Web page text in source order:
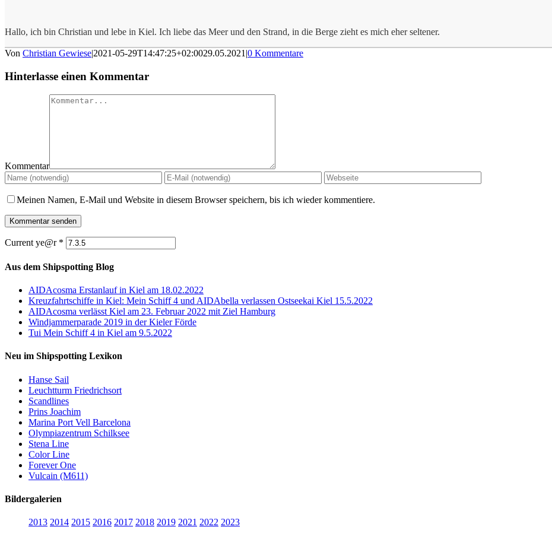
Hallo, ich bin Christian und lebe in Kiel. Ich liebe das Meer und den Strand, in die Berge zieht es mich eher seltener.
Von Christian Gewiese|2021-05-29T14:47:25+02:0029.05.2021 |0 Kommentare
Hinterlasse einen Kommentar
Kommentar
Meinen Namen, E-Mail und Website in diesem Browser speichern, bis ich wieder kommentiere.
Current ye@r *
Aus dem Shipspotting Blog
AIDAcosma Erstanlauf in Kiel am 18.02.2022
Kreuzfahrtschiffe in Kiel: Mein Schiff 4 und AIDAbella verlassen Ostseekai Kiel 15.5.2022
AIDAcosma verlässt Kiel am 23. Februar 2022 mit Ziel Hamburg
Windjammerparade 2019 in der Kieler Förde
Tui Mein Schiff 4 in Kiel am 9.5.2022
Neu im Shipspotting Lexikon
Hanse Sail
Leuchtturm Friedrichsort
Scandlines
Prins Joachim
Marina Port Vell Barcelona
Olympiazentrum Schilksee
Stena Line
Color Line
Forever One
Vulcain (M611)
Bildergalerien
2013 2014 2015 2016 2017 2018 2019 2021 2022 2023